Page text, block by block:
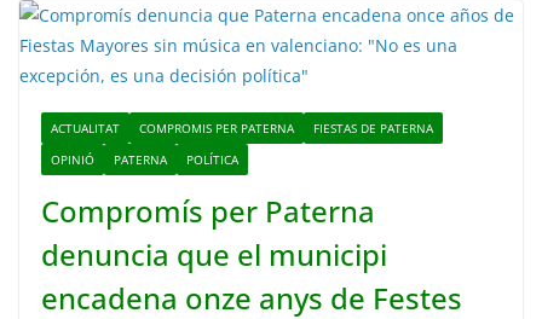
ACTUALITAT COMPROMIS PER PATERNA
FIESTAS DE PATERNA
OPINIÓ
PATERNA POLÍTICA
Compromís per Paterna
denuncia que el municipi
encadena onze anys de Festes